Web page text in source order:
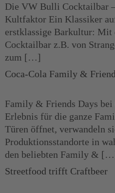
Die VW Bulli Cocktailbar
Kultfaktor Ein Klassiker
erstklassige Barkultur:
Cocktailbar z.B. von
zum […]
Coca-Cola Family &
Family & Friends Days bei
Erlebnis für die ganze
Türen öffnet, verwandeln
Produktionsstandorte in
den beliebten Family &
Streetfood trifft Craftbeer